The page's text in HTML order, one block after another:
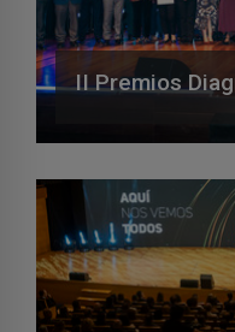
II Premios